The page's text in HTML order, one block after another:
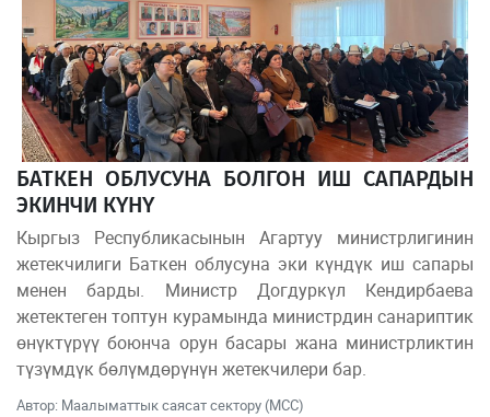
БАТКЕН ОБЛУСУНА БОЛГОН ИШ САПАРДЫН
ЭКИНЧИ КҮНҮ
Кыргыз Республикасынын Агартуу министрлигинин
жетекчилиги Баткен облусуна эки күндүк иш сапары
менен барды. Министр Догдуркүл Кендирбаева
жетектеген топтун курамында министрдин санариптик
өнүктүрүү боюнча орун басары жана министрликтин
түзүмдүк бөлүмдөрүнүн жетекчилери бар.
Автор: Маалыматтык саясат сектору (МСС)